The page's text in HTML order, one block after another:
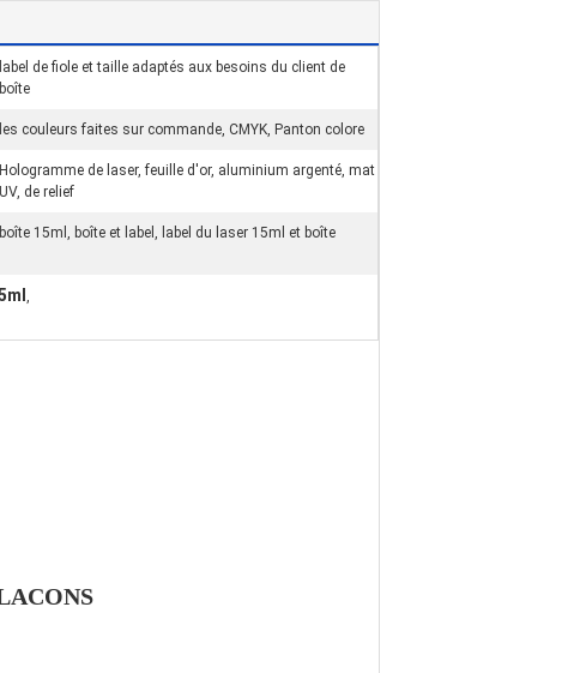
label de fiole et taille adaptés aux besoins du client de
boîte
les couleurs faites sur commande, CMYK, Panton colore
Hologramme de laser, feuille d'or, aluminium argenté, mat
UV, de relief
boîte 15ml, boîte et label, label du laser 15ml et boîte
,